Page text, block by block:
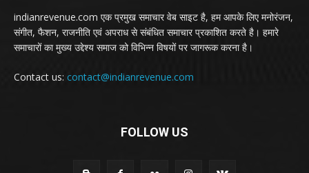
indianrevenue.com एक प्रमुख समाचार वेब साइट है, हम आपके लिए मनोरंजन,
संगीत, फैशन, राजनीति एवं अपराध से संबंधित समाचार प्रकाशित करते है। हमारे
समाचारों का मुख्य उद्देश्य समाज को विभिन्न विषयों पर जागरूक करना है।
Contact us: contact@indianrevenue.com
FOLLOW US